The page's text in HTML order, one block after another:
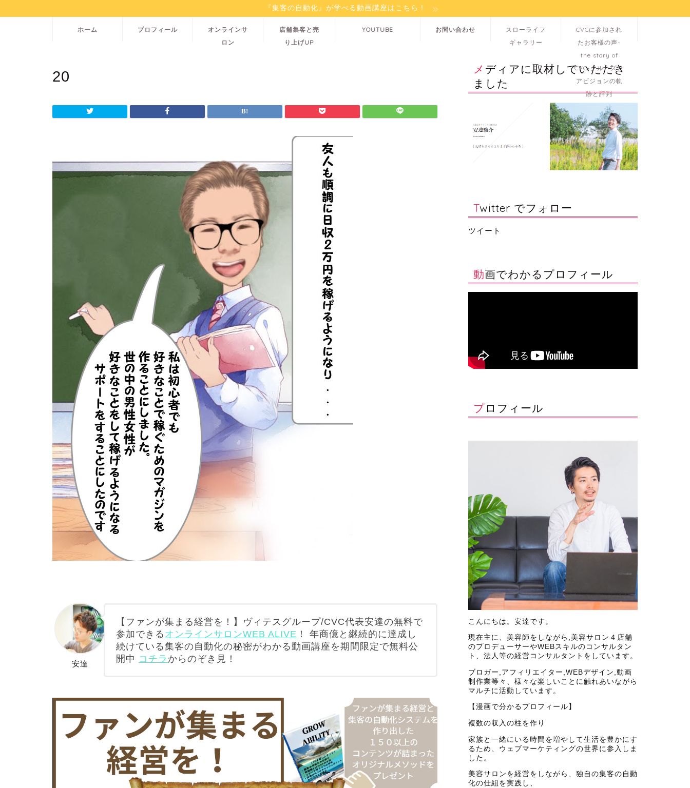
『集客の自動化』が学べる動画講座はこちら！
ホーム プロフィール
オンラインサ
ロン
店舗集客と売
り上げUP
YOUTUBE お問い合わせ
スローライフ
ギャラリー
CVCに参加され
たお客様の声-
the story of
CVC-クルーズユ
アビジョンの軌
跡と評判
20
安達
【ファンが集まる経営を！】ヴィテスグループ/CVC代表安達の無料で
参加できる オンラインサロンWEB ALIVE ！ 年商億と継続的に達成し
続けている集客の自動化の秘密がわかる動画講座を期間限定で無料公
開中 コチラ からのぞき見！
メディアに取材していただき
ました
Twitter でフォロー
ツイート
動画でわかるプロフィール
プロフィール
こんにちは。安達です。
現在主に、美容師をしながら,美容サロン４店舗
のプロデューサーやWEBスキルのコンサルタン
ト、法人等の経営コンサルタントをしています。
ブロガー,アフィリエイター,WEBデザイン,動画
制作業等々、様々な楽しいことに触れあいながら
マルチに活動しています。
【漫画で分かるプロフィール】
複数の収入の柱を作り
家族と一緒にいる時間を増やして生活を豊かにす
るため、ウェブマーケティングの世界に参入しま
した。
美容サロンを経営をしながら、独自の集客の自動
化の仕組を実践し、